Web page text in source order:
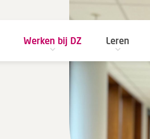
Werken bij DZ Leren